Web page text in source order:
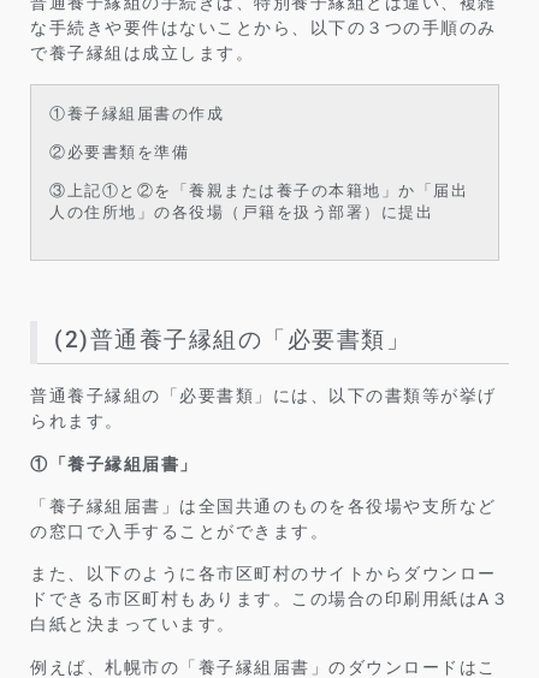
な手続きや要件はないことから、以下の３つの手順のみ
で養子縁組は成立します。
①養子縁組届書の作成
②必要書類を準備
③上記①と②を「養親または養子の本籍地」か「届出
人の住所地」の各役場（戸籍を扱う部署）に提出
(2)普通養子縁組の「必要書類」
普通養子縁組の「必要書類」には、以下の書類等が挙げ
られます。
①「養子縁組届書」
「養子縁組届書」は全国共通のものを各役場や支所など
の窓口で入手することができます。
また、以下のように各市区町村のサイトからダウンロー
ドできる市区町村もあります。この場合の印刷用紙はA３
白紙と決まっています。
例えば、札幌市の「養子縁組届書」のダウンロードはこ